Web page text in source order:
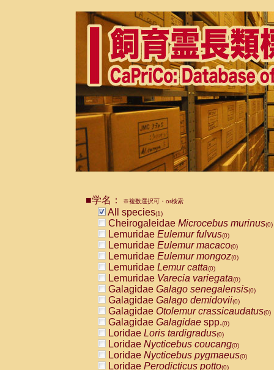
■学名： ※複数選択可・or検索
All species(1)
Cheirogaleidae Microcebus murinus(0)
Lemuridae Eulemur fulvus(0)
Lemuridae Eulemur macaco(0)
Lemuridae Eulemur mongoz(0)
Lemuridae Lemur catta(0)
Lemuridae Varecia variegata(0)
Galagidae Galago senegalensis(0)
Galagidae Galago demidovii(0)
Galagidae Otolemur crassicaudatus(0)
Galagidae Galagidae spp.(0)
Loridae Loris tardigradus(0)
Loridae Nycticebus coucang(0)
Loridae Nycticebus pygmaeus(0)
Loridae Perodicticus potto(0)